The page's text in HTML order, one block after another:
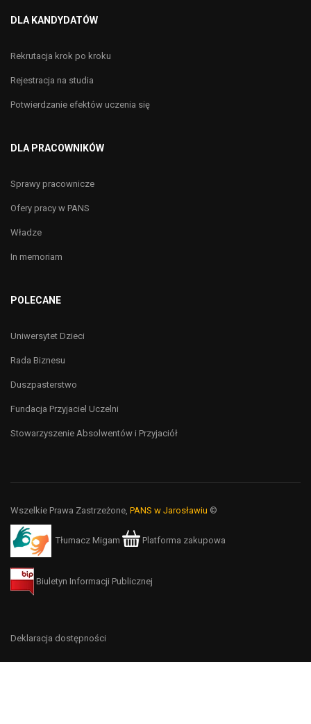
DLA KANDYDATÓW
Rekrutacja krok po kroku
Rejestracja na studia
Potwierdzanie efektów uczenia się
DLA PRACOWNIKÓW
Sprawy pracownicze
Ofery pracy w PANS
Władze
In memoriam
POLECANE
Uniwersytet Dzieci
Rada Biznesu
Duszpasterstwo
Fundacja Przyjaciel Uczelni
Stowarzyszenie Absolwentów i Przyjaciół
Wszelkie Prawa Zastrzeżone, PANS w Jarosławiu ©
Tłumacz Migam Platforma zakupowa
Biuletyn Informacji Publicznej
Deklaracja dostępności